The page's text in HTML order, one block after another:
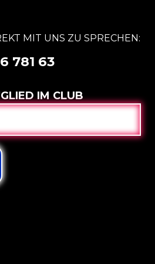
MIT UNS ZU SPRECHEN:
781 63
IM CLUB